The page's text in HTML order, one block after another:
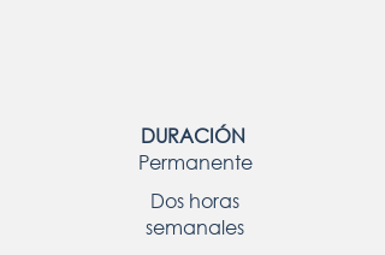
DURACIÓN
Permanente
Dos horas
semanales